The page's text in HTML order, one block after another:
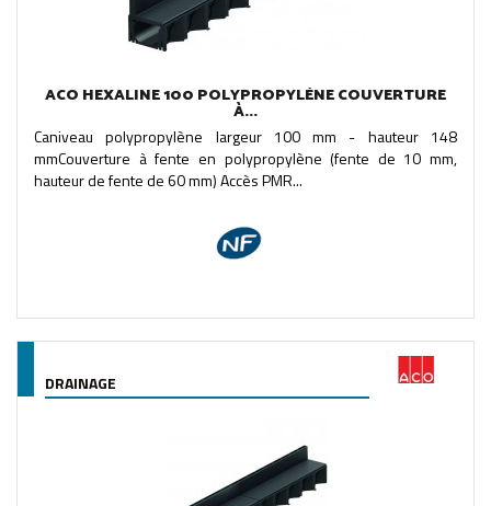
ACO HEXALINE 100 POLYPROPYLÈNE COUVERTURE
À...
Caniveau polypropylène largeur 100 mm - hauteur 148
mmCouverture à fente en polypropylène (fente de 10 mm,
hauteur de fente de 60 mm) Accès PMR...
DRAINAGE